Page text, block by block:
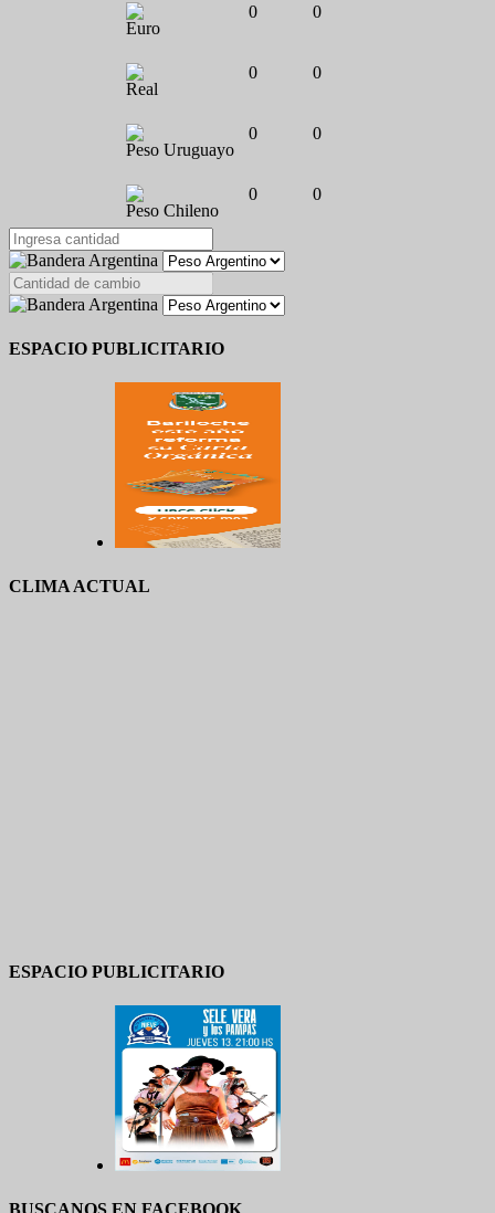
Euro
0 0
Real
0 0
Peso Uruguayo
0 0
Peso Chileno
0 0
ESPACIO PUBLICITARIO
CLIMA ACTUAL
ESPACIO PUBLICITARIO
BUSCANOS EN FACEBOOK